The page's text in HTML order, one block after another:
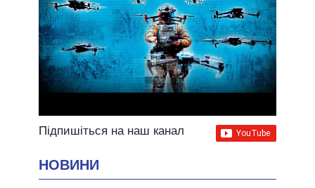
Підпишіться на наш канал
НОВИНИ